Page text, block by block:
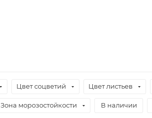
Цвет соцветий Цвет листьев
Зона морозостойкости В наличии